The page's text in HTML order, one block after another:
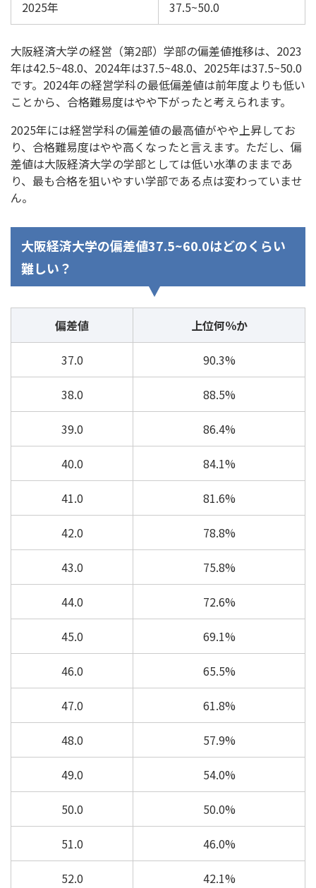
2025年 37.5~50.0
大阪経済大学の経営（第2部）学部の偏差値推移は、2023
年は42.5~48.0、2024年は37.5~48.0、2025年は37.5~50.0
です。2024年の経営学科の最低偏差値は前年度よりも低い
ことから、合格難易度はやや下がったと考えられます。
2025年には経営学科の偏差値の最高値がやや上昇してお
り、合格難易度はやや高くなったと言えます。ただし、偏
差値は大阪経済大学の学部としては低い水準のままであ
り、最も合格を狙いやすい学部である点は変わっていませ
ん。
大阪経済大学の偏差値37.5~60.0はどのくらい
難しい？
偏差値 上位何％か
37.0 90.3%
38.0 88.5%
39.0 86.4%
40.0 84.1%
41.0 81.6%
42.0 78.8%
43.0 75.8%
44.0 72.6%
45.0 69.1%
46.0 65.5%
47.0 61.8%
48.0 57.9%
49.0 54.0%
50.0 50.0%
51.0 46.0%
52.0 42.1%